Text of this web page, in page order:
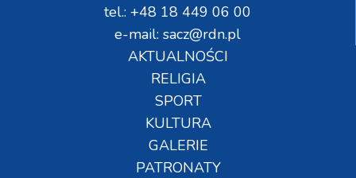
tel.: +48 18 449 06 00
e-mail: sacz@rdn.pl
AKTUALNOŚCI
RELIGIA
SPORT
KULTURA
GALERIE
PATRONATY